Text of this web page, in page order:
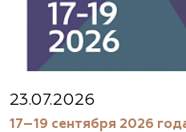
23.07.2026
17–19 сентября 2026